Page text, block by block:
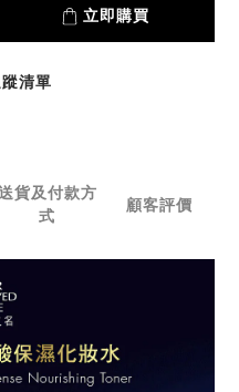
立即購買
清單
貨及付款方
式
顧客評價